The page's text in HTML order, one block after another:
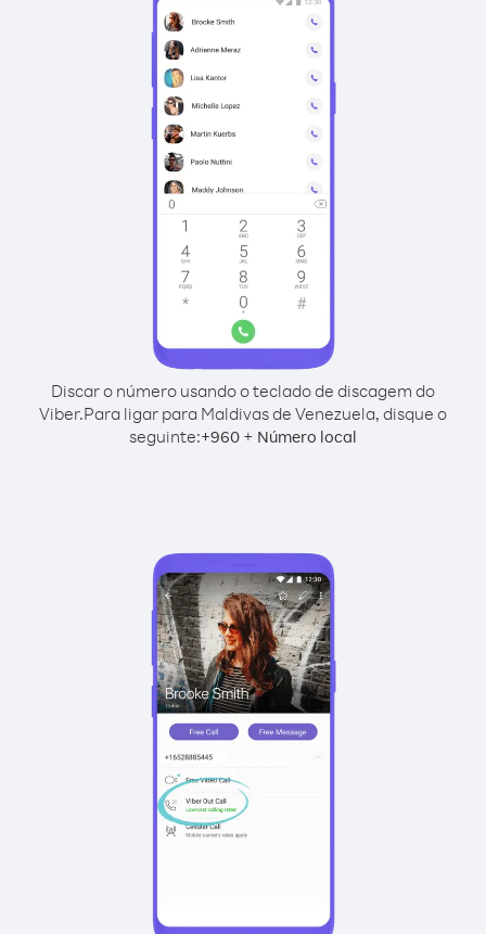
Discar o número usando o teclado de discagem do
Viber.Para ligar para Maldivas de Venezuela, disque o
seguinte:+960 + Número local